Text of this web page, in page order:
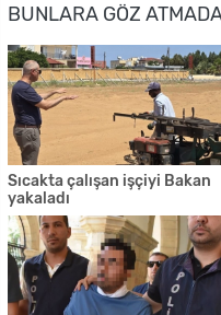
BUNLARA GÖZ
Sıcakta çalışan işçiyi Bakan
yakaladı